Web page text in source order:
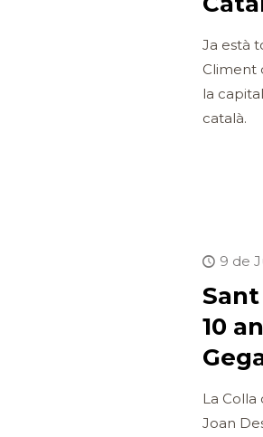
Ja està
Climent
la
català.
9 de
10
La Colla
Joan